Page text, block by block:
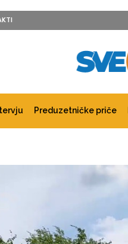
Preduzetničke priče